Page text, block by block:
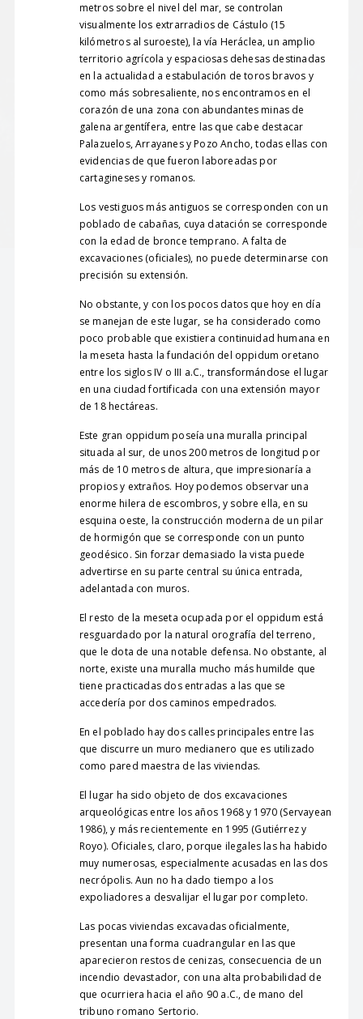
metros sobre el nivel del mar, se controlan
visualmente los extrarradios de Cástulo (15
kilómetros al suroeste), la vía Heráclea, un amplio
territorio agrícola y espaciosas dehesas destinadas
en la actualidad a estabulación de toros bravos y
como más sobresaliente, nos encontramos en el
corazón de una zona con abundantes minas de
galena argentífera, entre las que cabe destacar
Palazuelos, Arrayanes y Pozo Ancho, todas ellas con
evidencias de que fueron laboreadas por
cartagineses y romanos.
Los vestiguos más antiguos se corresponden con un
poblado de cabañas, cuya datación se corresponde
con la edad de bronce temprano. A falta de
excavaciones (oficiales), no puede determinarse con
precisión su extensión.
No obstante, y con los pocos datos que hoy en día
se manejan de este lugar, se ha considerado como
poco probable que existiera continuidad humana en
la meseta hasta la fundación del oppidum oretano
entre los siglos IV o III a.C., transformándose el lugar
en una ciudad fortificada con una extensión mayor
de 18 hectáreas.
Este gran oppidum poseía una muralla principal
situada al sur, de unos 200 metros de longitud por
más de 10 metros de altura, que impresionaría a
propios y extraños. Hoy podemos observar una
enorme hilera de escombros, y sobre ella, en su
esquina oeste, la construcción moderna de un pilar
de hormigón que se corresponde con un punto
geodésico. Sin forzar demasiado la vista puede
advertirse en su parte central su única entrada,
adelantada con muros.
El resto de la meseta ocupada por el oppidum está
resguardado por la natural orografía del terreno,
que le dota de una notable defensa. No obstante, al
norte, existe una muralla mucho más humilde que
tiene practicadas dos entradas a las que se
accedería por dos caminos empedrados.
En el poblado hay dos calles principales entre las
que discurre un muro medianero que es utilizado
como pared maestra de las viviendas.
El lugar ha sido objeto de dos excavaciones
arqueológicas entre los años 1968 y 1970 (Servayean
1986), y más recientemente en 1995 (Gutiérrez y
Royo). Oficiales, claro, porque ilegales las ha habido
muy numerosas, especialmente acusadas en las dos
necrópolis. Aun no ha dado tiempo a los
expoliadores a desvalijar el lugar por completo.
Las pocas viviendas excavadas oficialmente,
presentan una forma cuadrangular en las que
aparecieron restos de cenizas, consecuencia de un
incendio devastador, con una alta probabilidad de
que ocurriera hacia el año 90 a.C., de mano del
tribuno romano Sertorio.